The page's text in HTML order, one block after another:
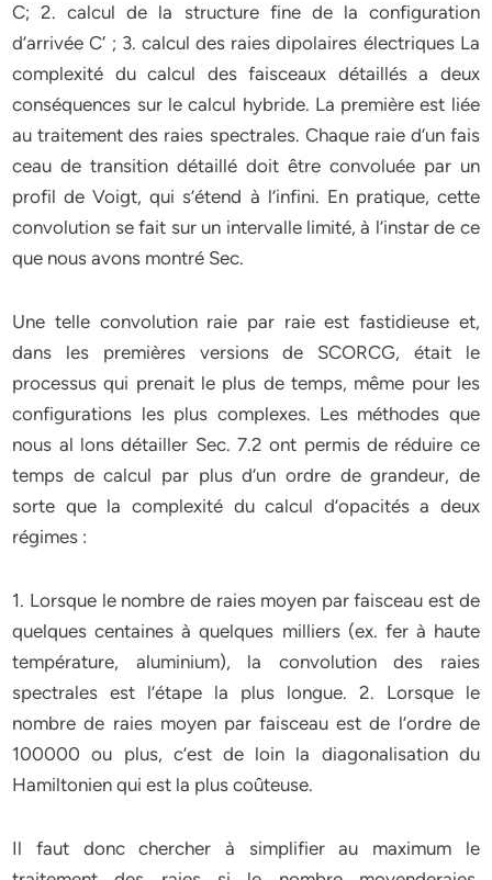
C; 2. calcul de la structure fine de la configuration
d’arrivée C′ ; 3. calcul des raies dipolaires électriques La
complexité du calcul des faisceaux détaillés a deux
conséquences sur le calcul hybride. La première est liée
au traitement des raies spectrales. Chaque raie d’un fais
ceau de transition détaillé doit être convoluée par un
profil de Voigt, qui s’étend à l’infini. En pratique, cette
convolution se fait sur un intervalle limité, à l’instar de ce
que nous avons montré Sec.
Une telle convolution raie par raie est fastidieuse et,
dans les premières versions de SCORCG, était le
processus qui prenait le plus de temps, même pour les
configurations les plus complexes. Les méthodes que
nous al lons détailler Sec. 7.2 ont permis de réduire ce
temps de calcul par plus d’un ordre de grandeur, de
sorte que la complexité du calcul d’opacités a deux
régimes :
1. Lorsque le nombre de raies moyen par faisceau est de
quelques centaines à quelques milliers (ex. fer à haute
température, aluminium), la convolution des raies
spectrales est l’étape la plus longue. 2. Lorsque le
nombre de raies moyen par faisceau est de l’ordre de
100000 ou plus, c’est de loin la diagonalisation du
Hamiltonien qui est la plus coûteuse.
Il faut donc chercher à simplifier au maximum le